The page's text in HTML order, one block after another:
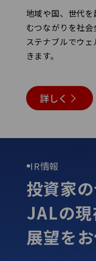
地域や国、世代
むつながりを社
ステナブルでウ
きます。
詳しく
IR情報
投資家
JALの現
展望を